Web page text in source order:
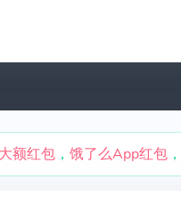
额红包， 饿了么App红包，